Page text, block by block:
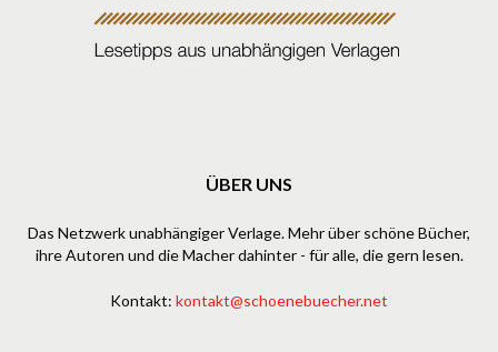
ÜBER UNS
Das Netzwerk unabhängiger Verlage. Mehr über schöne Bücher,
ihre Autoren und die Macher dahinter - für alle, die gern lesen.
Kontakt: kontakt@schoenebuecher.net